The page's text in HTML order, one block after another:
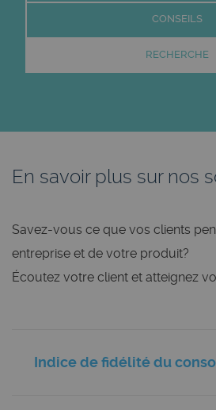
CONSEILS
RECHERCHE
En savoir plus sur nos
Savez-vous ce que vos clients
entreprise et de votre produit?
Écoutez votre client et atteignez
Indice de fidélité du